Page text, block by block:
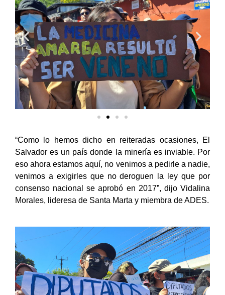
“Como lo hemos dicho en reiteradas ocasiones, El
Salvador es un país donde la minería es inviable. Por
eso ahora estamos aquí, no venimos a pedirle a nadie,
venimos a exigirles que no deroguen la ley que por
consenso nacional se aprobó en 2017”, dijo Vidalina
Morales, lideresa de Santa Marta y miembra de ADES.